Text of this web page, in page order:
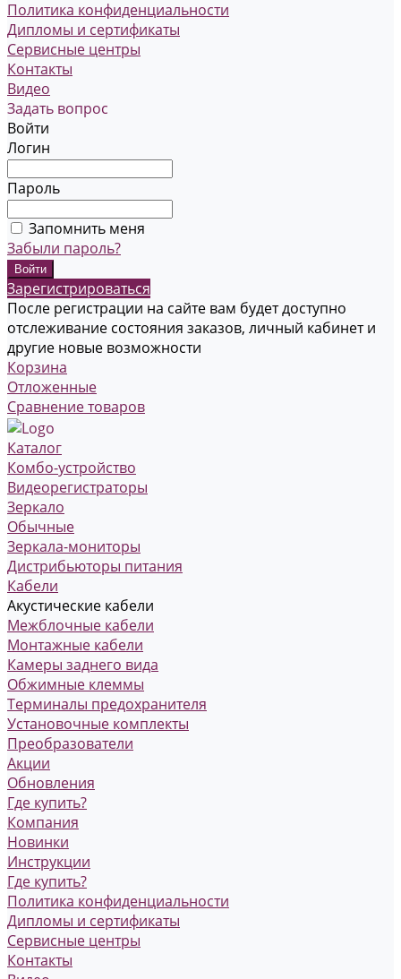
Политика конфиденциальности
Дипломы и сертификаты
Сервисные центры
Контакты
Видео
Задать вопрос
Войти
Логин
Пароль
Запомнить меня
Забыли пароль?
Зарегистрироваться
После регистрации на сайте вам будет доступно
отслеживание состояния заказов, личный кабинет и
другие новые возможности
Корзина
Отложенные
Сравнение товаров
Каталог
Комбо-устройство
Видеорегистраторы
Зеркало
Обычные
Зеркала-мониторы
Дистрибьюторы питания
Кабели
Акустические кабели
Межблочные кабели
Монтажные кабели
Камеры заднего вида
Обжимные клеммы
Терминалы предохранителя
Установочные комплекты
Преобразователи
Акции
Обновления
Где купить?
Компания
Новинки
Инструкции
Где купить?
Политика конфиденциальности
Дипломы и сертификаты
Сервисные центры
Контакты